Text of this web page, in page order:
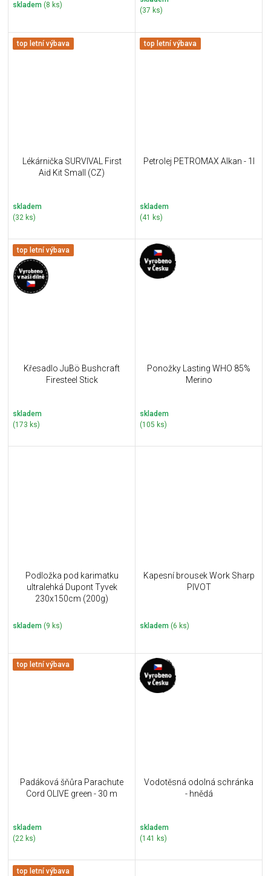
skladem (8 ks)
(37 ks)
top letní výbava
Lékárnička SURVIVAL First
Aid Kit Small (CZ)
skladem
(32 ks)
top letní výbava
Petrolej PETROMAX Alkan - 1l
skladem
(41 ks)
top letní výbava
Křesadlo JuBö Bushcraft
Firesteel Stick
skladem
(173 ks)
Ponožky Lasting WHO 85%
Merino
skladem
(105 ks)
Podložka pod karimatku
ultralehká Dupont Tyvek
230x150cm (200g)
skladem (9 ks)
Kapesní brousek Work Sharp
PIVOT
skladem (6 ks)
top letní výbava
Padáková šňůra Parachute
Cord OLIVE green - 30 m
skladem
(22 ks)
Vodotěsná odolná schránka
- hnědá
skladem
(141 ks)
top letní výbava